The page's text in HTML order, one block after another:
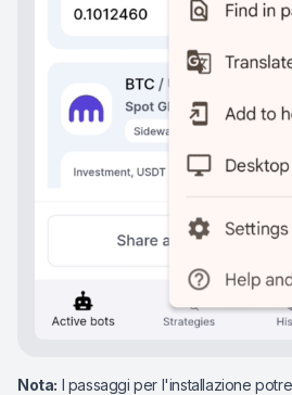
Nota: I passaggi per l'installazione